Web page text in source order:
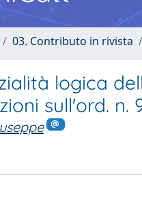
03. Contributo in rivista
logica
sull'ord. n.